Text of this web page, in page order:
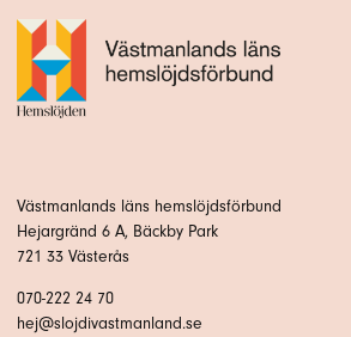
Västmanlands läns hemslöjdsförbund
Hejargränd 6 A, Bäckby Park
721 33 Västerås
070-222 24 70
hej@slojdivastmanland.se